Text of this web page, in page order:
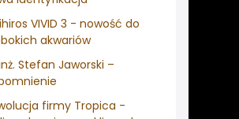
VIVID 3 - nowość do
akwariów
Stefan Jaworski –
firmy Tropica -